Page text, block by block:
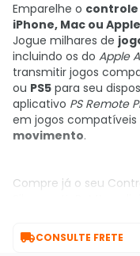
Emparelhe o controle
iPhone, Mac ou
Jogue milhares de
incluindo os do Apple
transmitir jogos
ou PS5 para seu
aplicativo PS Remote
em jogos
movimento.
Compre já o seu
Silver no KaBuM! e
CONSULTE FRETE